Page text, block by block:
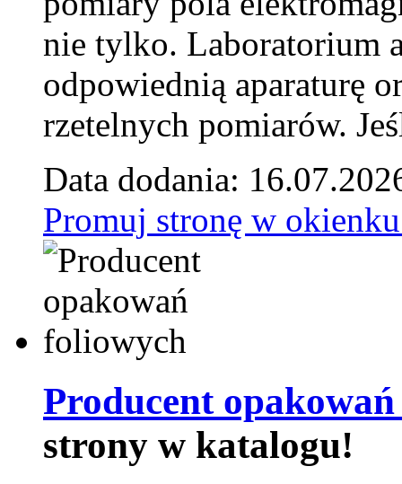
nie tylko. Laboratorium
odpowiednią aparaturę
rzetelnych pomiarów.
Data dodania:
Promuj stronę w
Producent
strony w katalogu!